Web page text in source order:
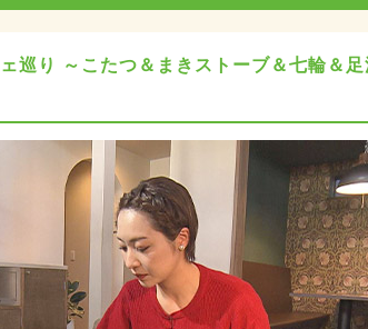
巡り ～こたつ＆まきストーブ＆七輪＆足